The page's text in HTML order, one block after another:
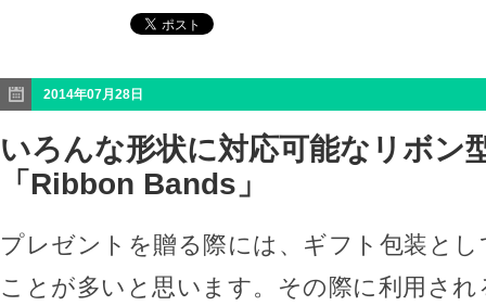
2014年07月28日
いろんな形状に対応可能なリボン
「Ribbon Bands」
プレゼントを贈る際には、ギフト包装と
ことが多いと思います。その際に利用さ